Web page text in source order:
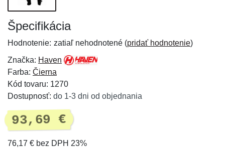
Špecifikácia
Hodnotenie: zatiaľ nehodnotené (pridať hodnotenie)
Značka: Haven
Farba: Čierna
Kód tovaru: 1270
Dostupnosť: do 1-3 dni od objednania
93,69 €
76,17 € bez DPH 23%